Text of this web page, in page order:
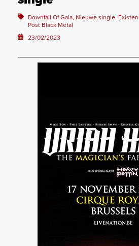
Downfall Of Gaia, Nieuwe single,
Post Black Metal
23/02/2023